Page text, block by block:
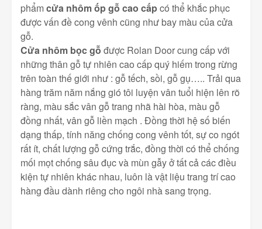
phẩmcửa nhôm ốp gỗ cao cấpcó thể khắc phục
được vấn đề cong vênh cũng như bay màu của cửa
gỗ.
Cửa nhôm bọc gỗ được Rolan Door cung cấp với
những thân gỗ tự nhiên cao cấp quý hiếm trong rừng
trên toàn thế giới như : gỗ tếch, sồi, gỗ gụ….. Trải qua
hàng trăm năm nắng gió tôi luyện vân tuổi hiện lên rõ
ràng, màu sắc vân gỗ trang nhã hài hòa, màu gỗ
đồng nhất, vân gỗ liền mạch . Đồng thời hệ số biến
dạng thấp, tính năng chống cong vênh tốt, sự co ngót
rất ít, chất lượng gỗ cứng trắc, đồng thời có thể chống
mối mọt chống sâu đục và mùn gẫy ở tất cả các điều
kiện tự nhiên khác nhau, luôn là vật liệu trang trí cao
hàng đầu dành riêng cho ngôi nhà sang trọng.